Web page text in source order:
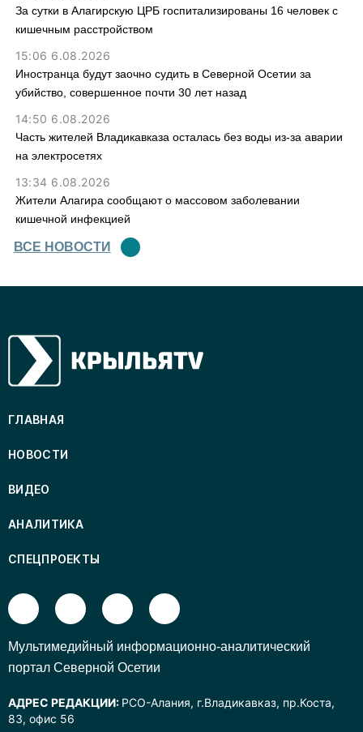
За сутки в Алагирскую ЦРБ госпитализированы 16 человек с
кишечным расстройством
15:06 6.08.2026
Иностранца будут заочно судить в Северной Осетии за
убийство, совершенное почти 30 лет назад
14:50 6.08.2026
Часть жителей Владикавказа осталась без воды из-за аварии
на электросетях
13:34 6.08.2026
Жители Алагира сообщают о массовом заболевании
кишечной инфекцией
ВСЕ НОВОСТИ
ГЛАВНАЯ
НОВОСТИ
ВИДЕО
АНАЛИТИКА
СПЕЦПРОЕКТЫ
Mультимедийный информационно-аналитический
портал Северной Осетии
АДРЕС РЕДАКЦИИ: РСО-Алания, г.Владикавказ, пр.Коста,
83, офис 56